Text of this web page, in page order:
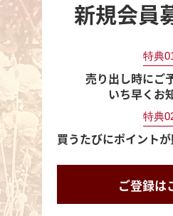
新規会員
特典
売り出し時にご
いち早くお
特典
買うたびにポイント
ご登録は